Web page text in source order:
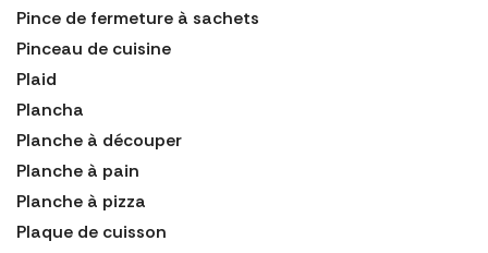
Pince de fermeture à sachets
Pinceau de cuisine
Plaid
Plancha
Planche à découper
Planche à pain
Planche à pizza
Plaque de cuisson